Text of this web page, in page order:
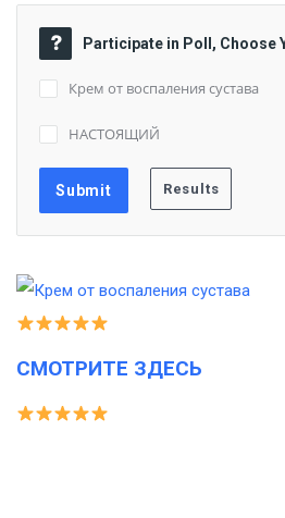
Participate in Poll, Choose
Крем от воспаления сустава
НАСТОЯЩИЙ
СМОТРИТЕ ЗДЕСЬ